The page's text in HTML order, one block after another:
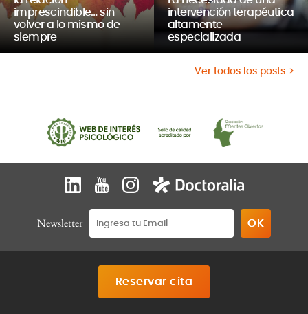
imprescindible… sin
volver a lo mismo de
siempre
intervención terapéutica
altamente
especializada
Ver todos los posts
Newsletter
Reservar cita